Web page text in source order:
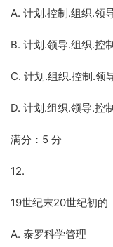
A. 计划.控制.组织.领
B. 计划.领导.组织.控
C. 计划.组织.控制.领
D. 计划.组织.领导.控
满分：5 分
12.
19世纪末20世纪初的
A. 泰罗科学管理